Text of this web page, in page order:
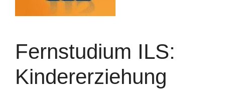
Fernstudium ILS:
Kindererziehung